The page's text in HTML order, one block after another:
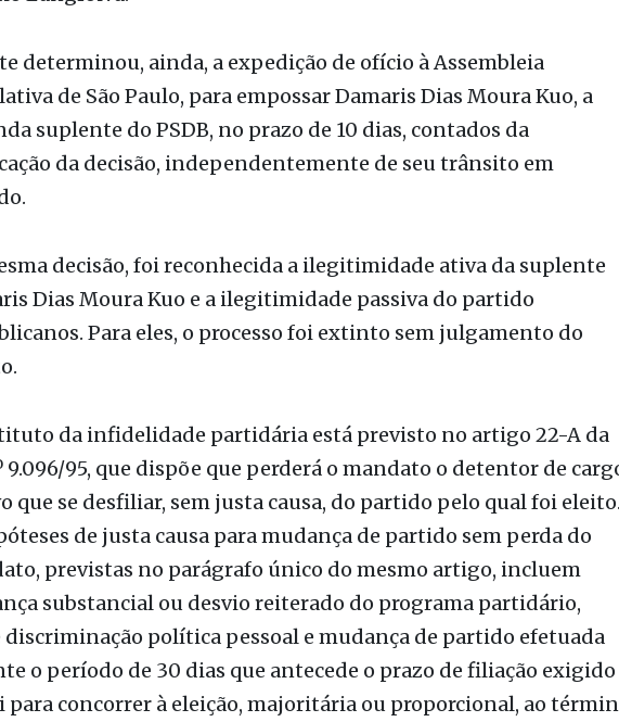
determinou, ainda, a expedição de ofício à Assembleia
de São Paulo, para empossar Damaris Dias Moura Kuo, a
suplente do PSDB, no prazo de 10 dias, contados da
da decisão, independentemente de seu trânsito em
decisão, foi reconhecida a ilegitimidade ativa da suplente
Dias Moura Kuo e a ilegitimidade passiva do partido
Para eles, o processo foi extinto sem julgamento do
da infidelidade partidária está previsto no artigo 22-A da
9.096/95, que dispõe que perderá o mandato o detentor de cargo
que se desfiliar, sem justa causa, do partido pelo qual foi eleito.
de justa causa para mudança de partido sem perda do
previstas no parágrafo único do mesmo artigo, incluem
substancial ou desvio reiterado do programa partidário,
discriminação política pessoal e mudança de partido efetuada
o período de 30 dias que antecede o prazo de filiação exigido
para concorrer à eleição, majoritária ou proporcional, ao término